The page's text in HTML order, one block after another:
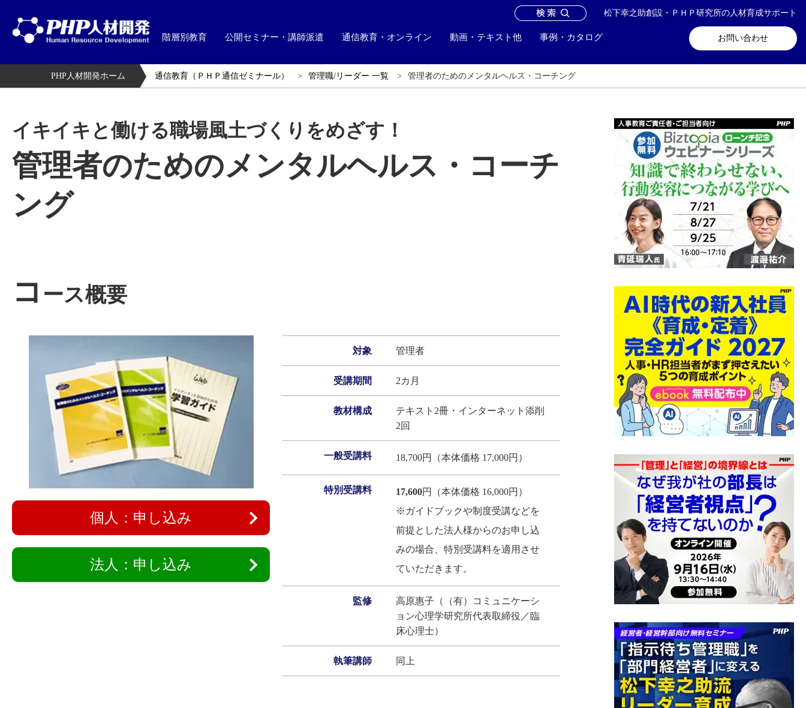
松下幸之助創設・ＰＨＰ研究所の人材育成サポート
お問い合わせ
階層別教育 公開セミナー・講師派遣 通信教育・オンライン 動画・テキスト他 事例・カタログ
お問い合わせ メールマガジン登録
PHP人材開発ホーム 通信教育（ＰＨＰ通信ゼミナール） 管理職/リーダー 一覧 管理者のためのメンタルヘルス・コーチング
イキイキと働ける職場風土づくりをめざす！
管理者のためのメンタルヘルス・コーチ
ング
コ ース概要
個人：申し込み
法人：申し込み
対象 管理者
受講期間 2カ月
教材構成
テキスト2冊・インターネット添削
2回
一般受講料 18,700円（本体価格 17,000円）
特別受講料 17,600円（本体価格 16,000円）
※ガイドブックや制度受講などを
前提とした法人様からのお申し込
みの場合、特別受講料を適用させ
ていただきます。
監修
高原惠子（（有）コミュニケーシ
ョン心理学研究所代表取締役／臨
床心理士）
執筆講師 同上